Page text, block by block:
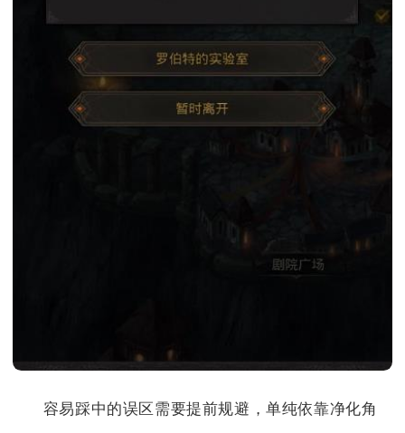
容易踩中的误区需要提前规避，单纯依靠净化角